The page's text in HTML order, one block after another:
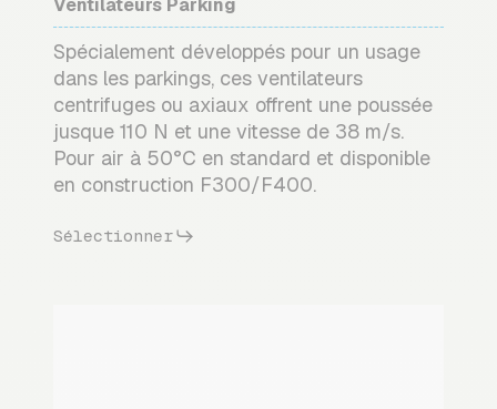
Ventilateurs Parking
Spécialement développés pour un usage
dans les parkings, ces ventilateurs
centrifuges ou axiaux offrent une poussée
jusque 110 N et une vitesse de 38 m/s.
Pour air à 50°C en standard et disponible
en construction F300/F400.
Sélectionner